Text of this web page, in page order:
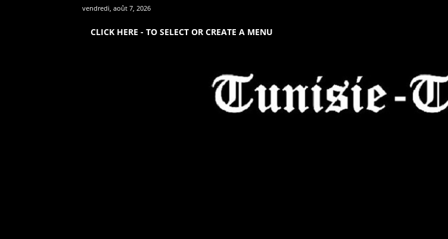
vendredi, août 7, 2026
CLICK HERE - TO SELECT OR CREATE A MENU